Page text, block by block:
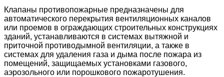
0-
0
Клапаны противопожарные предназначены для
автоматического перекрытия вентиляционных каналов
или проемов в ограждающих строительных конструкциях
зданий, устанавливаются в системах вытяжной и
приточной противодымной вентиляции, а также в
системах для удаления газа и дыма после пожара из
помещений, защищаемых установками газового,
аэрозольного или порошкового пожаротушения.